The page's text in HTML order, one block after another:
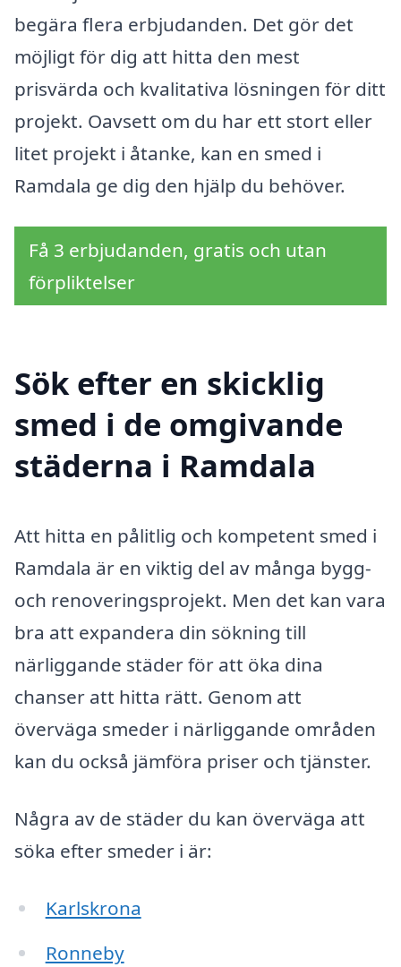
begära flera erbjudanden. Det gör det
möjligt för dig att hitta den mest
prisvärda och kvalitativa lösningen för ditt
projekt. Oavsett om du har ett stort eller
litet projekt i åtanke, kan en smed i
Ramdala ge dig den hjälp du behöver.
Få 3 erbjudanden, gratis och utan
förpliktelser
Sök efter en skicklig
smed i de omgivande
städerna i Ramdala
Att hitta en pålitlig och kompetent smed i
Ramdala är en viktig del av många bygg-
och renoveringsprojekt. Men det kan vara
bra att expandera din sökning till
närliggande städer för att öka dina
chanser att hitta rätt. Genom att
överväga smeder i närliggande områden
kan du också jämföra priser och tjänster.
Några av de städer du kan överväga att
söka efter smeder i är:
Karlskrona
Ronneby